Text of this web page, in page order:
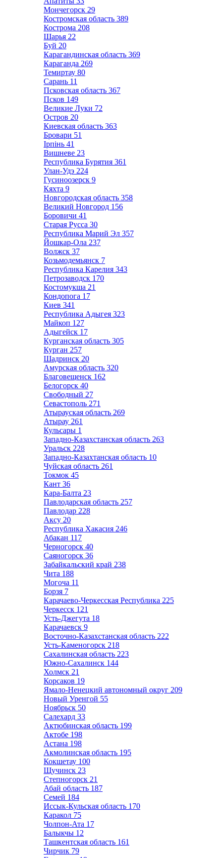
Мончегорск 29
Костромская область 389
Кострома 208
Шарья 22
Буй 20
Карагандинская область 369
Караганда 269
Темиртау 80
Сарань 11
Псковская область 367
Псков 149
Великие Луки 72
Остров 20
Киевская область 363
Бровари 51
Ірпінь 41
Вишневе 23
Республика Бурятия 361
Улан-Удэ 224
Гусиноозерск 9
Кяхта 9
Новгородская область 358
Великий Новгород 156
Боровичи 41
Старая Русса 30
Республика Марий Эл 357
Йошкар-Ола 237
Волжск 37
Козьмодемьянск 7
Республика Карелия 343
Петрозаводск 170
Костомукша 21
Кондопога 17
Киев 341
Республика Адыгея 323
Майкоп 127
Адыгейск 17
Курганская область 305
Курган 257
Шадринск 20
Амурская область 320
Благовещенск 162
Белогорск 40
Свободный 27
Севастополь 271
Атырауская область 269
Атырау 261
Кульсары 1
Западно-Казахстанская область 263
Уральск 228
Западно-Казахтанская область 10
Чуйская область 261
Токмок 45
Кант 36
Кара-Балта 23
Павлодарская область 257
Павлодар 228
Аксу 20
Республика Хакасия 246
Абакан 117
Черногорск 40
Саяногорск 36
Забайкальский край 238
Чита 188
Могоча 11
Борзя 7
Карачаево-Черкесская Республика 225
Черкесск 121
Усть-Джегута 18
Карачаевск 9
Восточно-Казахстанская область 222
Усть-Каменогорск 218
Сахалинская область 223
Южно-Сахалинск 144
Холмск 21
Корсаков 19
Ямало-Ненецкий автономный округ 209
Новый Уренгой 55
Ноябрьск 50
Салехард 33
Актюбинская область 199
Актобе 198
Астана 198
Акмолинская область 195
Кокшетау 100
Щучинск 23
Степногорск 21
Абай область 187
Семей 184
Иссык-Кульская область 170
Каракол 75
Чолпон-Ата 17
Балыкчы 12
Ташкентская область 161
Чирчик 79